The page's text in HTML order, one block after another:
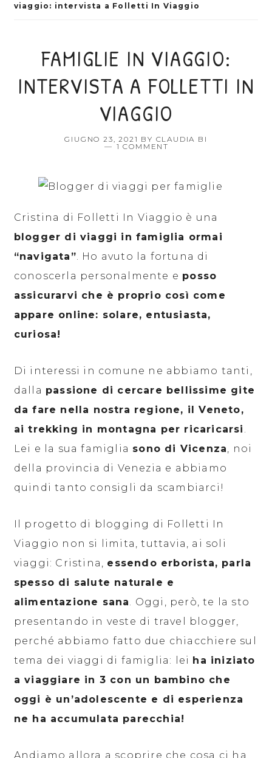
viaggio: intervista a Folletti In Viaggio
FAMIGLIE IN VIAGGIO:
INTERVISTA A FOLLETTI IN
VIAGGIO
GIUGNO 23, 2021 BY CLAUDIA BI
1 COMMENT
Cristina di Folletti In Viaggio è una
blogger di viaggi in famiglia ormai
“navigata”. Ho avuto la fortuna di
conoscerla personalmente e posso
assicurarvi che è proprio così come
appare online: solare, entusiasta,
curiosa!
Di interessi in comune ne abbiamo tanti,
dalla passione di cercare bellissime gite
da fare nella nostra regione, il Veneto,
ai trekking in montagna per ricaricarsi .
Lei e la sua famiglia sono di Vicenza, noi
della provincia di Venezia e abbiamo
quindi tanto consigli da scambiarci!
Il progetto di blogging di Folletti In
Viaggio non si limita, tuttavia, ai soli
viaggi: Cristina, essendo erborista, parla
spesso di salute naturale e
alimentazione sana. Oggi, però, te la sto
presentando in veste di travel blogger,
perché abbiamo fatto due chiacchiere sul
tema dei viaggi di famiglia: lei ha iniziato
a viaggiare in 3 con un bambino che
oggi è un’adolescente e di esperienza
ne ha accumulata parecchia!
Andiamo allora a scoprire che cosa ci ha